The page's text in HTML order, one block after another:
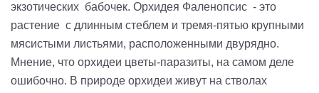
экзотических бабочек. Орхидея Фаленопсис - это
растение с длинным стеблем и тремя-пятью крупными
мясистыми листьями, расположенными двурядно.
Мнение, что орхидеи цветы-паразиты, на самом деле
ошибочно. В природе орхидеи живут на стволах